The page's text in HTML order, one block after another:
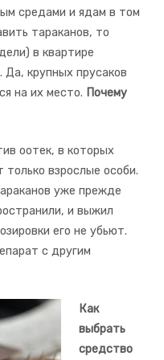
средами и ядам в том
тараканов, то
в квартире
Да, крупных прусаков
на их место. Почему
оотек, в которых
только взрослые особи.
уже прежде
и выжил
его не убьют.
с другим
Как
выбрать
средство